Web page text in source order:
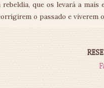
rebeldia, que os levará a
o passado e viverem